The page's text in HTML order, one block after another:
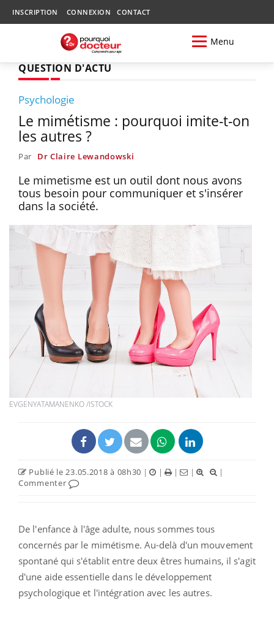
INSCRIPTION CONNEXION CONTACT
Menu
QUESTION D'ACTU
Psychologie
Le mimétisme : pourquoi imite-t-on
les autres ?
Par Dr Claire Lewandowski
Le mimetisme est un outil dont nous avons
tous besoin pour communiquer et s'insérer
dans la société.
EVGENYATAMANENKO /ISTOCK
Publié le 23.05.2018 à 08h30 | | | |
|
Commenter
De l'enfance à l'âge adulte, nous sommes tous
concernés par le mimétisme. Au-delà d'un mouvement
spontané qui s'établit entre deux êtres humains, il s'agit
d'une aide essentielle dans le développement
psychologique et l'intégration avec les autres.